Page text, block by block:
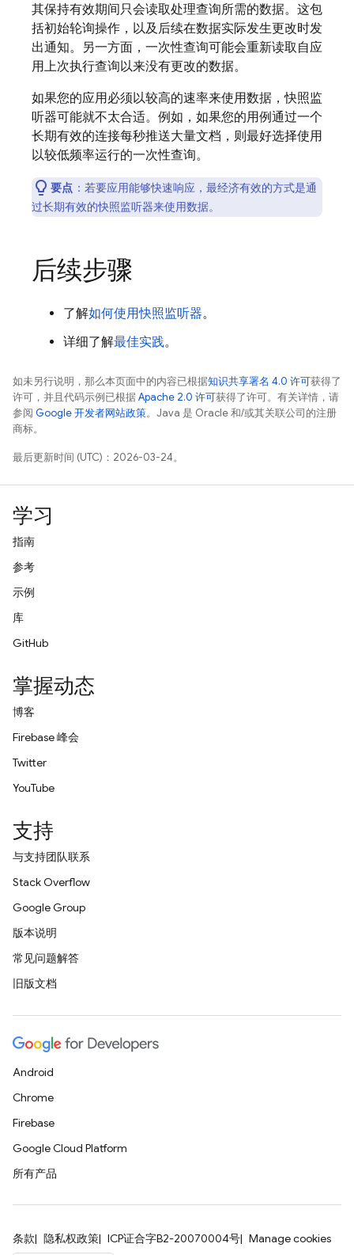
其保持有效期间只会读取处理查询所需的数据。这包
括初始轮询操作，以及后续在数据实际发生更改时发
出通知。另一方面，一次性查询可能会重新读取自应
用上次执行查询以来没有更改的数据。
如果您的应用必须以较高的速率来使用数据，快照监
听器可能就不太合适。例如，如果您的用例通过一个
长期有效的连接每秒推送大量文档，则最好选择使用
以较低频率运行的一次性查询。
要点 ：若要应用能够快速响应，最经济有效的方式是通
过长期有效的快照监听器来使用数据。
后续步骤
了解如何使用快照监听器。
详细了解最佳实践。
如未另行说明，那么本页面中的内容已根据知识共享署名 4.0 许可获得了
许可，并且代码示例已根据Apache 2.0 许可获得了许可。有关详情，请
参阅 Google 开发者网站政策。Java 是 Oracle 和/或其关联公司的注册
商标。
最后更新时间 (UTC)：2026-03-24。
学习
指南
参考
示例
库
GitHub
掌握动态
博客
Firebase 峰会
Twitter
YouTube
支持
与支持团队联系
Stack Overflow
Google Group
版本说明
常见问题解答
旧版文档
Android
Chrome
Firebase
Google Cloud Platform
所有产品
条款 隐私权政策 ICP证合字B2-20070004号 Manage cookies